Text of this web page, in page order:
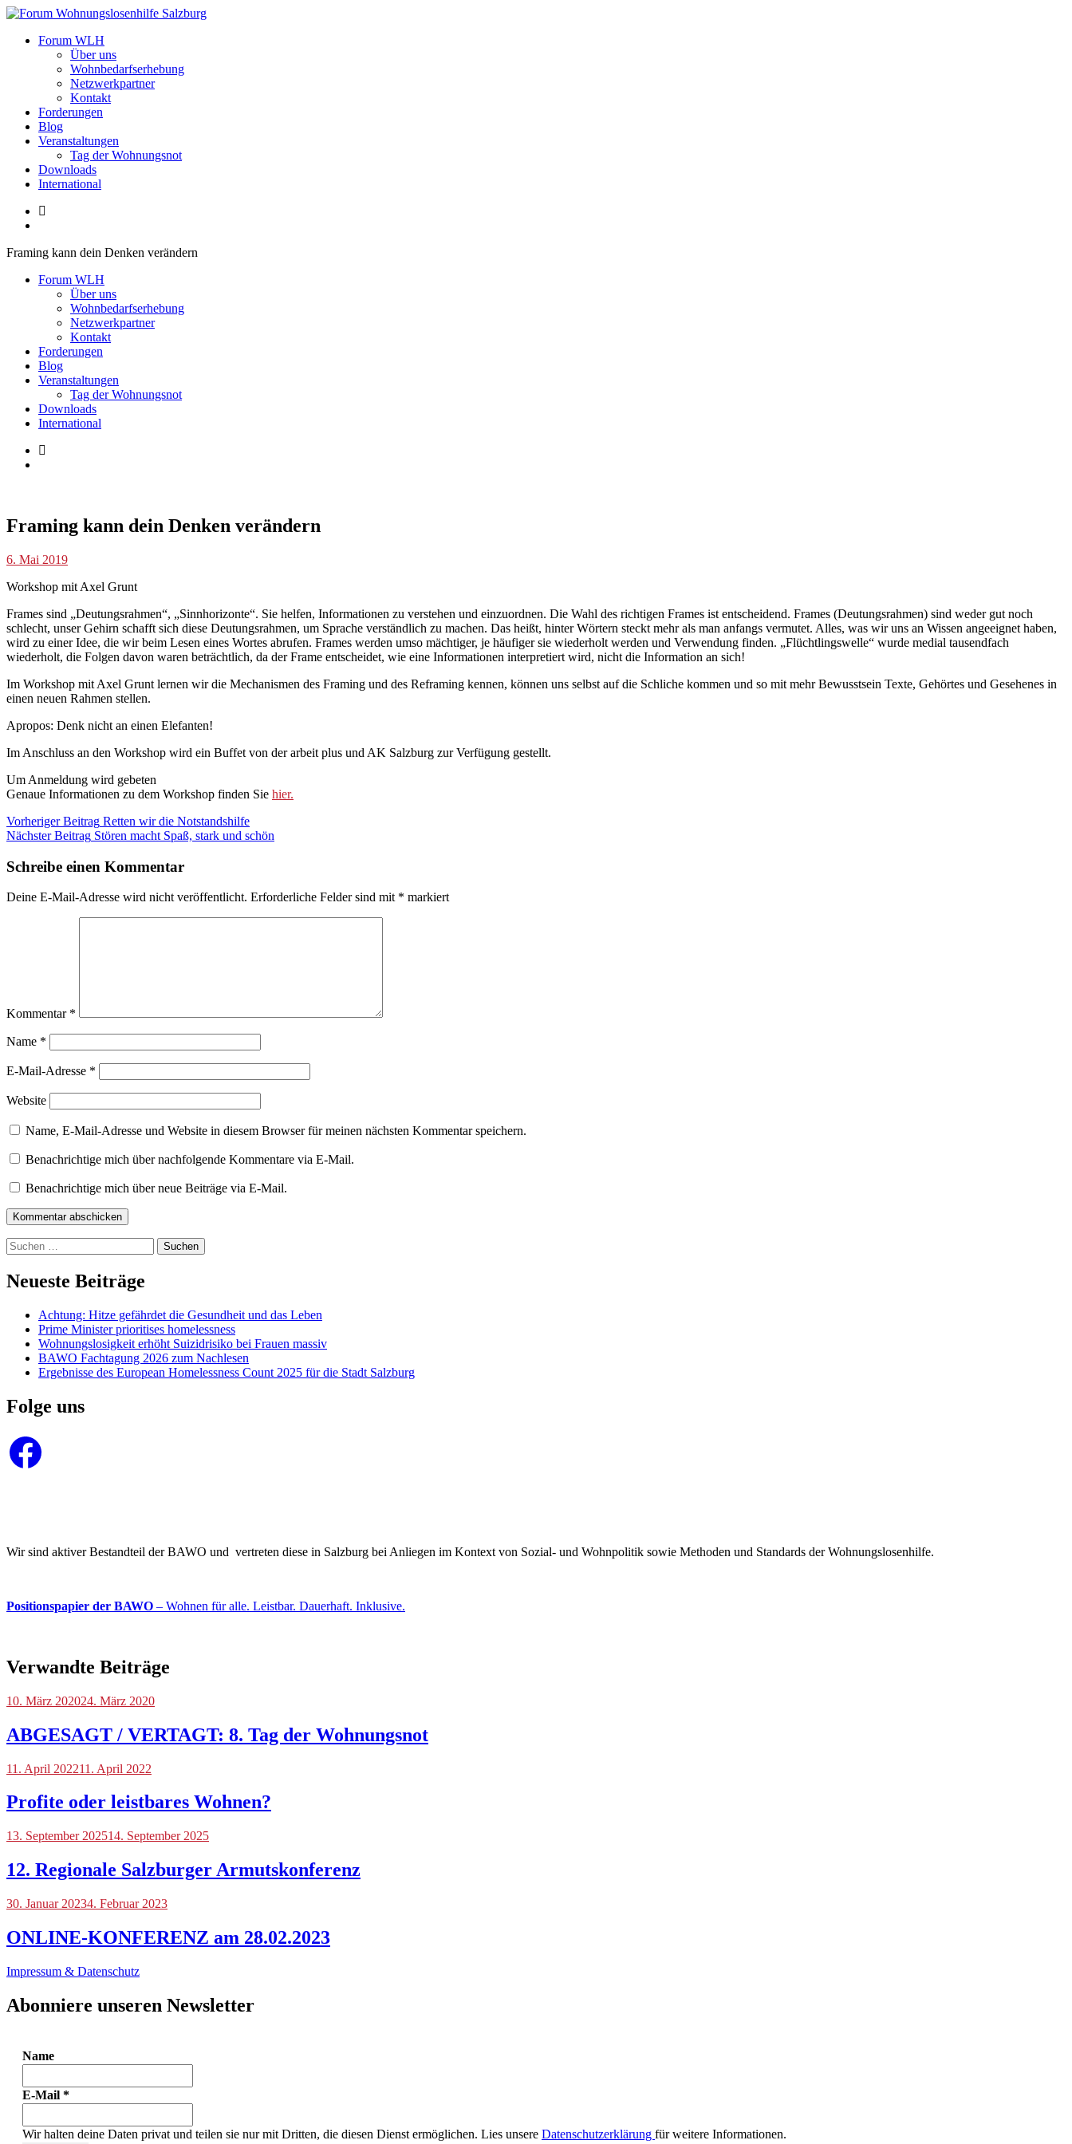
Zum
springen
Forum Wohnungslosenhilfe Salzburg
Forum WLH
Über uns
Wohnbedarfserhebung
Netzwerkpartner
Kontakt
Forderungen
Blog
Veranstaltungen
Tag der Wohnungsnot
Downloads
International
Framing kann dein Denken verändern
Forum WLH
Über uns
Wohnbedarfserhebung
Netzwerkpartner
Kontakt
Forderungen
Blog
Veranstaltungen
Tag der Wohnungsnot
Downloads
International
Framing kann dein Denken verändern
b.poelzl
6. Mai 2019
Workshop mit Axel Grunt
Frames sind „Deutungsrahmen“, „Sinnhorizonte“. Sie helfen, Informationen zu verstehen und einzuordnen. Die Wahl des richtigen Frames ist entscheidend. Frames (Deutungsrahmen) sind weder gut noch
schlecht, unser Gehirn schafft sich diese Deutungsrahmen, um Sprache verständlich zu machen. Das heißt, hinter Wörtern steckt mehr als man anfangs vermutet. Alles, was wir uns an Wissen angeeignet haben,
wird zu einer Idee, die wir beim Lesen eines Wortes abrufen. Frames werden umso mächtiger, je häufiger sie wiederholt werden und Verwendung finden. „Flüchtlingswelle“ wurde medial tausendfach
wiederholt, die Folgen davon waren beträchtlich, da der Frame entscheidet, wie eine Informationen interpretiert wird, nicht die Information an sich!
Im Workshop mit Axel Grunt lernen wir die Mechanismen des Framing und des Reframing kennen, können uns selbst auf die Schliche kommen und so mit mehr Bewusstsein Texte, Gehörtes und Gesehenes in
einen neuen Rahmen stellen.
Apropos: Denk nicht an einen Elefanten!
Im Anschluss an den Workshop wird ein Buffet von der arbeit plus und AK Salzburg zur Verfügung gestellt.
Um Anmeldung wird gebeten
Genaue Informationen zu dem Workshop finden Sie hier.
Kategorie:
Veranstaltungen
Beitragsnavigation
Vorheriger Beitrag Retten wir die Notstandshilfe
Nächster Beitrag Stören macht Spaß, stark und schön
Schreibe einen Kommentar
Deine E-Mail-Adresse wird nicht veröffentlicht. Erforderliche Felder sind mit * markiert
Kommentar *
Name *
E-Mail-Adresse *
Website
Name, E-Mail-Adresse und Website in diesem Browser für meinen nächsten Kommentar speichern.
Benachrichtige mich über nachfolgende Kommentare via E-Mail.
Benachrichtige mich über neue Beiträge via E-Mail.
Kommentar abschicken
Suchen
nach:
Neueste Beiträge
Achtung: Hitze gefährdet die Gesundheit und das Leben
Prime Minister prioritises homelessness
Wohnungslosigkeit erhöht Suizidrisiko bei Frauen massiv
BAWO Fachtagung 2026 zum Nachlesen
Ergebnisse des European Homelessness Count 2025 für die Stadt Salzburg
Folge uns
Facebook
Wir sind aktiver Bestandteil der BAWO und vertreten diese in Salzburg bei Anliegen im Kontext von Sozial- und Wohnpolitik sowie Methoden und Standards der Wohnungslosenhilfe.
Positionspapier der BAWO – Wohnen für alle. Leistbar. Dauerhaft. Inklusive.
Verwandte Beiträge
Blog,
der
Wohnungsnot,
10. März 202024. März 2020
ABGESAGT / VERTAGT: 8. Tag der Wohnungsnot
Blog,
11. April 202211. April 2022
Profite oder leistbares Wohnen?
Blog,
13. September 202514. September 2025
12. Regionale Salzburger Armutskonferenz
Blog,
30. Januar 20234. Februar 2023
ONLINE-KONFERENZ am 28.02.2023
Impressum & Datenschutz
Abonniere unseren Newsletter
Name
E-Mail *
Wir halten deine Daten privat und teilen sie nur mit Dritten, die diesen Dienst ermöglichen. Lies unsere Datenschutzerklärung für weitere Informationen.